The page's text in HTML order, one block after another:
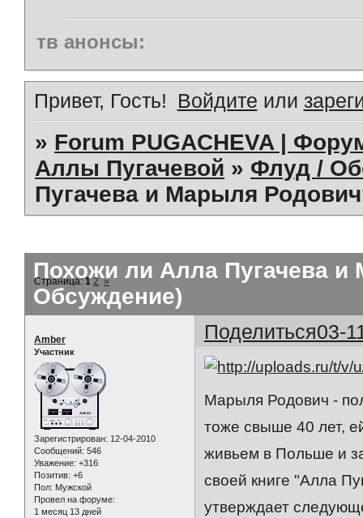
тв анонсы:
Привет, Гость! Войдите или
» Forum PUGACHEVA |
Аллы Пугачевой » Флуд /
Пугачева и Марыля
Похожи ли Алла Пугачева
Обсуждение)
Страница:1 2 »
Поделиться03-
Amber
Участник
Зарегистрирован: 12-04-2010
Сообщений: 546
Уважение: +316
Позитив: +6
Пол: Мужской
Провел на форуме:
1 месяц 13 дней
Марыля Родович -
тоже свыше 40 лет,
живьем в Польше и
своей книге "Алла
утверждает